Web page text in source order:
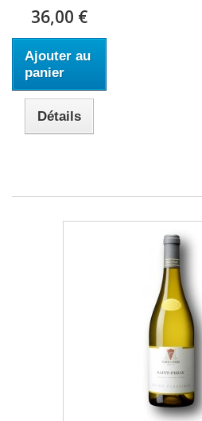
36,00 €
Ajouter au
panier
Détails